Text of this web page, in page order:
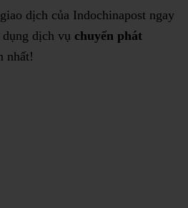
dịch của Indochinapost ngay
dịch vụ chuyển phát
nhất!